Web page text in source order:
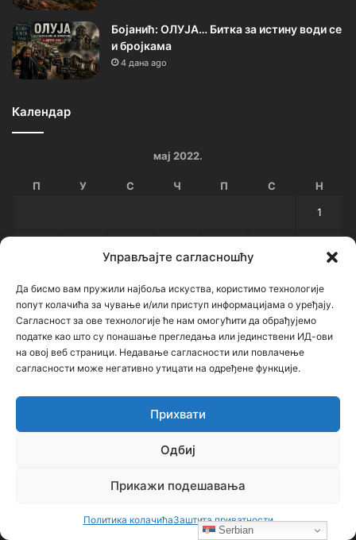
Управљајте сагласношћу
Да бисмо вам пружили најбоља искуства, користимо технологије
попут колачића за чување и/или приступ информацијама о уређају.
Сагласност за ове технологије ће нам омогућити да обрађујемо
податке као што су понашање прегледања или јединствени ИД-ови
на овој веб страници. Недавање сагласности или повлачење
сагласности може негативно утицати на одређене функције.
Прихвати
Одбиј
Прикажи подешавања
Политика колачићаЗаштита приватности
Бојанић: ОЛУЈА… Битка за истину води се
и бројкама
4 дана ago
Календар
мај 2022.
П У С Ч П С Н
1
16 19 20 21 22
23 24 25 26 27 28
Serbian